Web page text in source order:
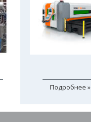
Подробнее »